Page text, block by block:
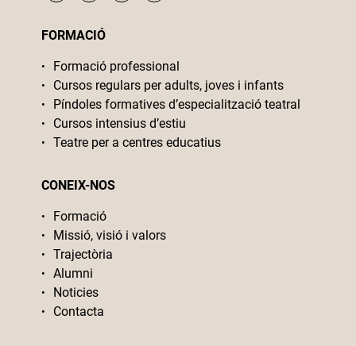
FORMACIÓ
Formació professional
Cursos regulars per adults, joves i infants
Píndoles formatives d’especialització teatral
Cursos intensius d’estiu
Teatre per a centres educatius
CONEIX-NOS
Formació
Missió, visió i valors
Trajectòria
Alumni
Noticies
Contacta